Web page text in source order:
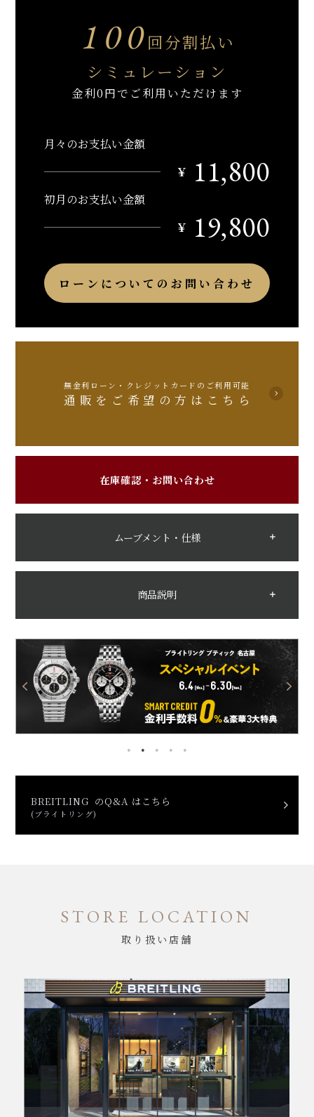
100回分割払い
シミュレーション
金利0円でご利用いただけます
月々のお支払い金額
￥
11,800
初月のお支払い金額
￥
19,800
ローンについてのお問い合わせ
無金利ローン・クレジットカードのご利用可能
通販をご希望の方はこちら
在庫確認・お問い合わせ
ムーブメント・仕様
商品説明
BREITLING のQ&A はこちら
(ブライトリング)
STORE LOCATION
取り扱い店舗